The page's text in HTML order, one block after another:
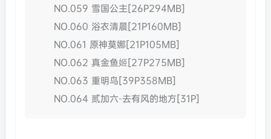
NO.059 雪国公主[26P294MB]
NO.060 浴衣清晨[21P160MB]
NO.061 原神莫娜[21P105MB]
NO.062 真金鱼姬[27P275MB]
NO.063 重明鸟[39P358MB]
NO.064 贰加六-去有风的地方[31P]